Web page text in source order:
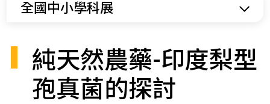
全國中小學科展
純天然農藥-印度梨型
孢真菌的探討